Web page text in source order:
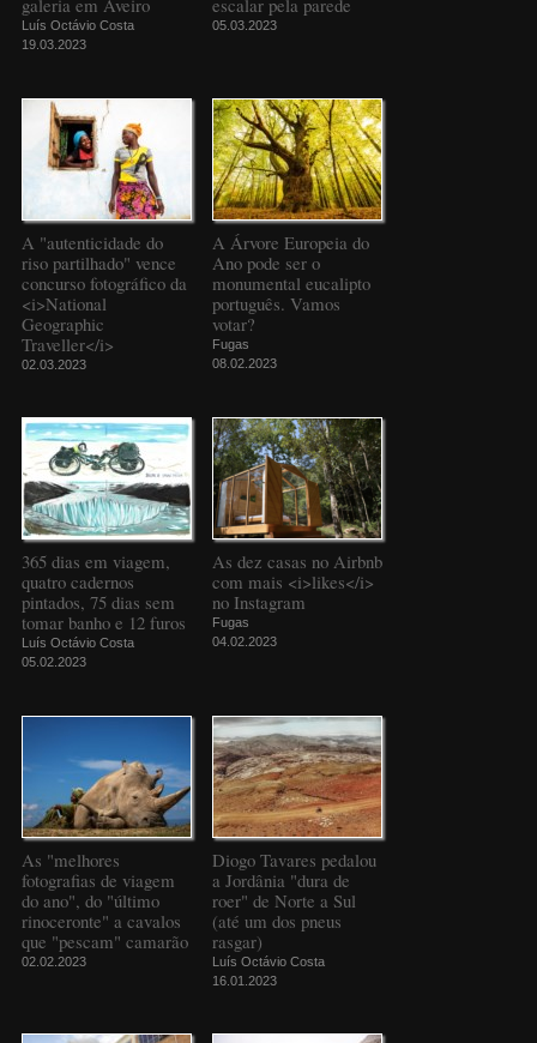
galeria em Aveiro
Luís Octávio Costa
19.03.2023
escalar pela parede
05.03.2023
A "autenticidade do
riso partilhado" vence
concurso fotográfico da
<i>National
Geographic
Traveller</i>
02.03.2023
A Árvore Europeia do
Ano pode ser o
monumental eucalipto
português. Vamos
votar?
Fugas
08.02.2023
365 dias em viagem,
quatro cadernos
pintados, 75 dias sem
tomar banho e 12 furos
Luís Octávio Costa
05.02.2023
As dez casas no Airbnb
com mais <i>likes</i>
no Instagram
Fugas
04.02.2023
As "melhores
fotografias de viagem
do ano", do "último
rinoceronte" a cavalos
que "pescam" camarão
02.02.2023
Diogo Tavares pedalou
a Jordânia "dura de
roer" de Norte a Sul
(até um dos pneus
rasgar)
Luís Octávio Costa
16.01.2023